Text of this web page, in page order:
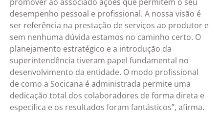
desempenho pessoal e profissional. A nossa visão é
ser referência na prestação de serviços ao produtor e
sem nenhuma dúvida estamos no caminho certo. O
planejamento estratégico e a introdução da
superintendência tiveram papel fundamental no
desenvolvimento da entidade. O modo profissional
de como a Socicana é administrada permite uma
dedicação total dos colaboradores de forma direta e
especifica e os resultados foram fantásticos”, afirma.